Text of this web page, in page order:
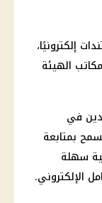
إلكترونيًا،
الهيئة
في
بمتابعة
سهلة
الإلكتروني.